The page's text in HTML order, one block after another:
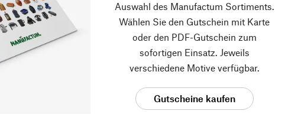
Auswahl des Manufactum Sortiments.
Wählen Sie den Gutschein mit Karte
oder den PDF-Gutschein zum
sofortigen Einsatz. Jeweils
verschiedene Motive verfügbar.
Gutscheine kaufen